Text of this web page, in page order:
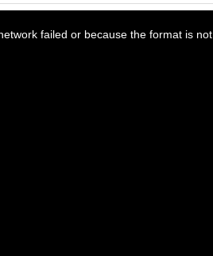
failed or because the format is not